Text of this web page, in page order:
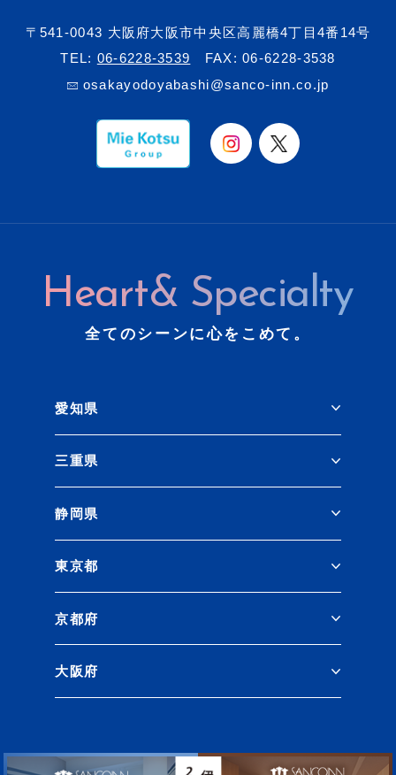
〒541-0043 大阪府大阪市中央区高麗橋4丁目4番14号
TEL: 06-6228-3539
FAX: 06-6228-3538
osakayodoyabashi@sanco-inn.co.jp
Heart& Specialty
全てのシーンに心をこめて。
愛知県
三重県
静岡県
東京都
京都府
大阪府